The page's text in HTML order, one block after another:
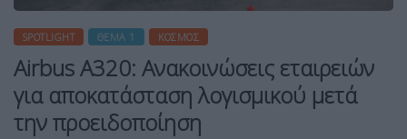
SPOTLIGHT ΘΈΜΑ 1 ΚΌΣΜΟΣ
Airbus A320: Ανακοινώσεις εταιρειών
για αποκατάσταση λογισμικού μετά
την προειδοποίηση